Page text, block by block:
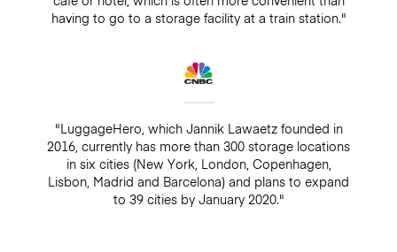
having to go to a storage facility at a train station."
"LuggageHero, which Jannik Lawaetz founded in
2016, currently has more than 300 storage locations
in six cities (New York, London, Copenhagen,
Lisbon, Madrid and Barcelona) and plans to expand
to 39 cities by January 2020."